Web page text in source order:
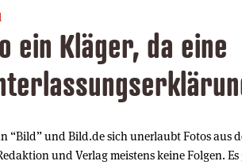
ein Kläger, da eine
“Bild” und Bild.de sich unerlaubt Fotos aus
und Verlag meistens keine Folgen.